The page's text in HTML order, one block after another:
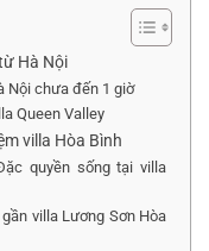
Hà Nội
Nội chưa đến 1 giờ
Queen Valley
villa Hòa Bình
quyền sống tại villa
villa Lương Sơn Hòa